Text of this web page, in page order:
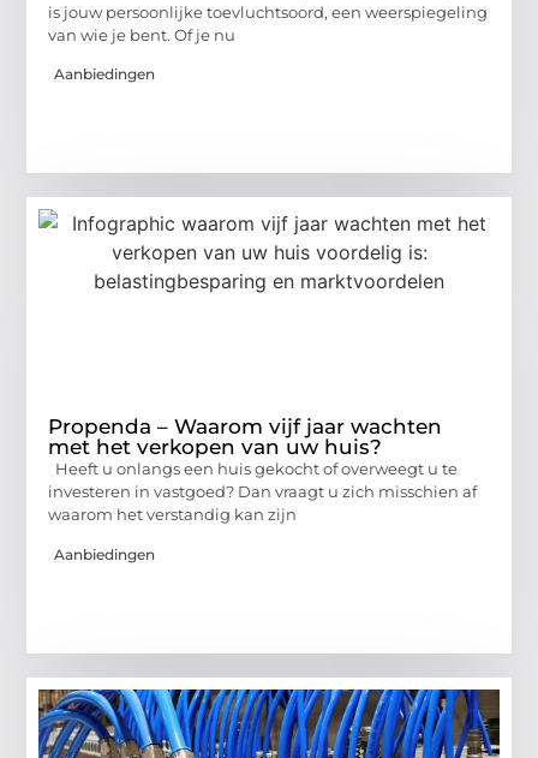
is jouw persoonlijke toevluchtsoord, een weerspiegeling
van wie je bent. Of je nu
Aanbiedingen
Propenda – Waarom vijf jaar wachten
met het verkopen van uw huis?
Heeft u onlangs een huis gekocht of overweegt u te
investeren in vastgoed? Dan vraagt u zich misschien af
waarom het verstandig kan zijn
Aanbiedingen